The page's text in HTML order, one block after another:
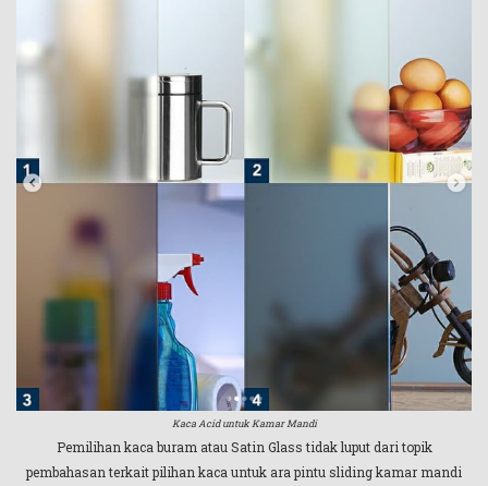
Kaca Acid untuk Kamar Mandi
Pemilihan kaca buram atau Satin Glass tidak luput dari topik
pembahasan terkait pilihan kaca untuk ara pintu sliding kamar mandi